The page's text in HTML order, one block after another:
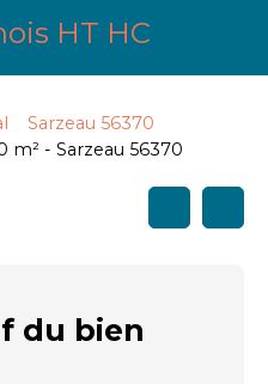
HT HC
Sarzeau 56370
m² - Sarzeau 56370
du bien